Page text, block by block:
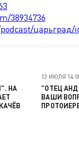
38934736
царьград/
НА
13 ИЮЛЯ
"ОТЕЦ
ВАШИ